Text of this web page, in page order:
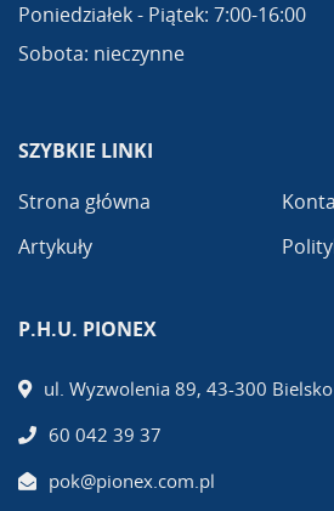
Poniedziałek - Piątek: 7:00-16:00
Sobota: nieczynne
SZYBKIE LINKI
Strona główna
Artykuły
P.H.U. PIONEX
ul. Wyzwolenia 89, 43-300 Bielsko
60 042 39 37
pok@pionex.com.pl